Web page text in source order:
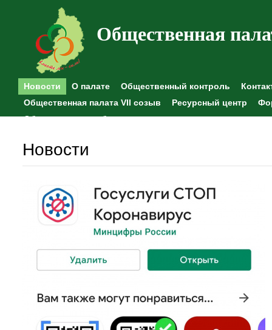
Общественная
Новости О палате Общественный контроль
Общественная палата VII созыв
Ресурсный центр
Общественные наблюдения
Новости